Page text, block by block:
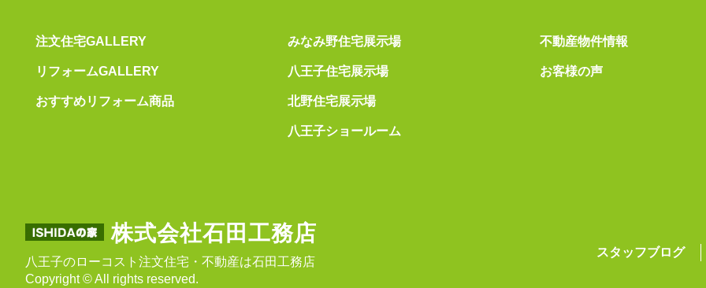
注文住宅GALLERY
リフォームGALLERY
おすすめリフォーム商品
みなみ野住宅展示場
八王子住宅展示場
北野住宅展示場
八王子ショールーム
不動産物件情報
お客様の声
株式会社石田工務店
八王子のローコスト注文住宅・不動産は石田工務店
Copyright © All rights reserved.
スタッフブログ